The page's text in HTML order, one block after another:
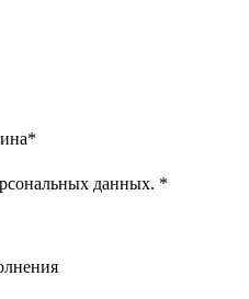
*
данных. *